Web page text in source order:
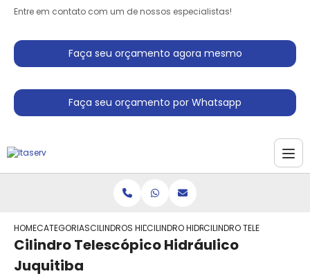
Entre em contato com um de nossos especialistas!
Faça seu orçamento agora mesmo
Faça seu orçamento por Whatsapp
HOMECATEGORIASCILINDROS HIDRAULICOCILINDRO HIDRAULICO SIMPLES ACAO
CILINDRO TELESCOPICO
Cilindro Telescópico Hidráulico
Juquitiba